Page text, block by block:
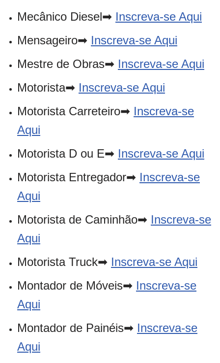
Mecânico Diesel➡ Inscreva-se Aqui
Mensageiro➡ Inscreva-se Aqui
Mestre de Obras➡ Inscreva-se Aqui
Motorista➡ Inscreva-se Aqui
Motorista Carreteiro➡ Inscreva-se
Aqui
Motorista D ou E➡ Inscreva-se Aqui
Motorista Entregador➡ Inscreva-se
Aqui
Motorista de Caminhão➡ Inscreva-se
Aqui
Motorista Truck➡ Inscreva-se Aqui
Montador de Móveis➡ Inscreva-se
Aqui
Montador de Painéis➡ Inscreva-se
Aqui